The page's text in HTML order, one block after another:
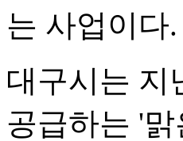
는 사업이다.
대구시는 지
공급하는 '